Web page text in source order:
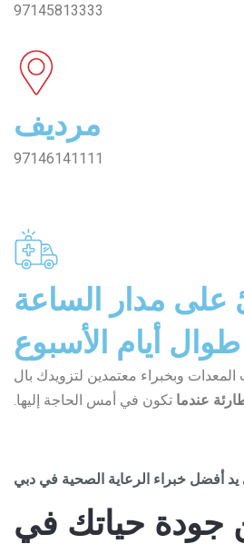
97145813333
مرديف
97146141111
على مدار الساعة
طوال أيام الأسبوع
وبخبراء معتمدين لتزويدك بال
عندما تكون في أمس الحاجة إليها.
أفضل خبراء الرعاية الصحية في دبي
جودة حياتك في